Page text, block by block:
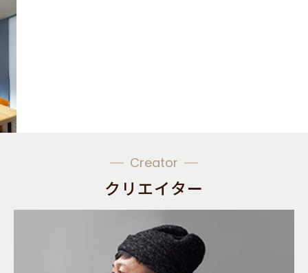
Creator
クリエイター